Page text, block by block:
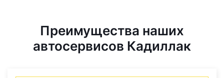
Преимущества наших
автосервисов Кадиллак